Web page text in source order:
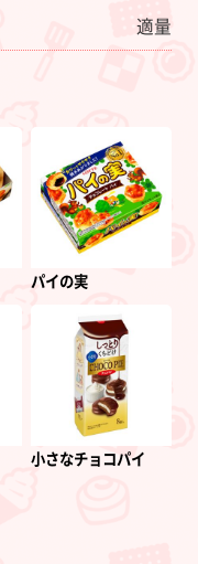
適量
パイの実
小さなチョコパイ